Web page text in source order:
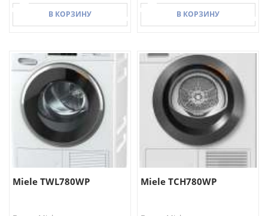
В КОРЗИНУ
В КОРЗИНУ
В КОРЗИНУ
В КОРЗИНУ
Miele TWL780WP Miele TCH780WP